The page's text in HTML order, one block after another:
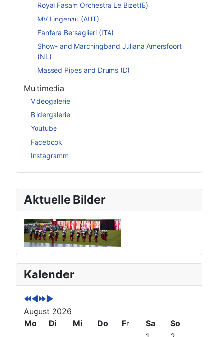
Aktuelle Bilder
Kalender
P
r
e
v
i
o
P
r
e
v
i
o
N
e
x
t
Y
N
e
x
t
M
o
August 2026
Mo
Di Mi Do Fr Sa
So
Royal Fasam Orchestra Le Bizet(B)
MV Lingenau (AUT)
Fanfara Bersaglieri (ITA)
Show- and Marchingband Juliana Amersfoort
(NL)
Massed Pipes and Drums (D)
Multimedia
Videogalerie
Bildergalerie
Youtube
Facebook
Instagramm